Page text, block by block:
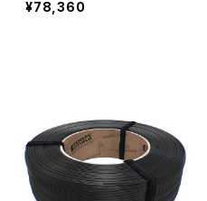
¥78,360